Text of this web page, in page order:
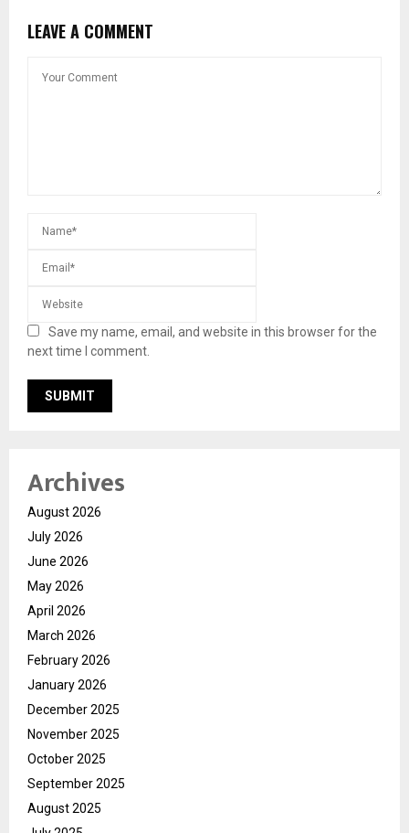
LEAVE A COMMENT
Save my name, email, and website in this browser for the
next time I comment.
Archives
August 2026
July 2026
June 2026
May 2026
April 2026
March 2026
February 2026
January 2026
December 2025
November 2025
October 2025
September 2025
August 2025